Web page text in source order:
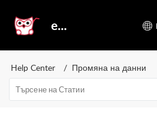
etal24
Help Center Промяна на данни